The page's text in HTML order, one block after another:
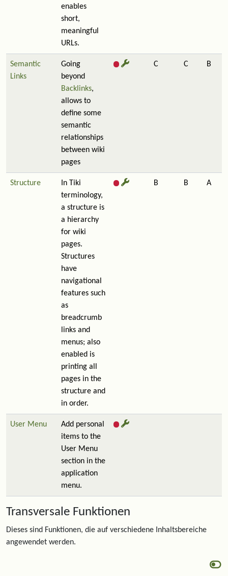
enables
short,
meaningful
URLs.
Semantic
Links
Going
beyond
Backlinks,
allows to
define some
semantic
relationships
between wiki
pages
C C B
Structure
In Tiki
terminology,
a structure is
a hierarchy
for wiki
pages.
Structures
have
navigational
features such
as
breadcrumb
links and
menus; also
enabled is
printing all
pages in the
structure and
in order.
B B A
User Menu
Add personal
items to the
User Menu
section in the
application
menu.
Transversale Funktionen
Dieses sind Funktionen, die auf verschiedene Inhaltsbereiche
angewendet werden.